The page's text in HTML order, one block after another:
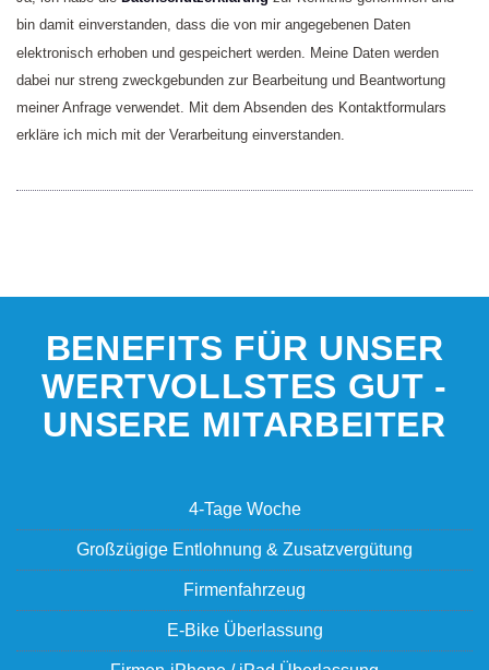
bin damit einverstanden, dass die von mir angegebenen Daten
elektronisch erhoben und gespeichert werden. Meine Daten werden
dabei nur streng zweckgebunden zur Bearbeitung und Beantwortung
meiner Anfrage verwendet. Mit dem Absenden des Kontaktformulars
erkläre ich mich mit der Verarbeitung einverstanden.
BENEFITS FÜR UNSER
WERTVOLLSTES GUT -
UNSERE MITARBEITER
4-Tage Woche
Großzügige Entlohnung & Zusatzvergütung
Firmenfahrzeug
E-Bike Überlassung